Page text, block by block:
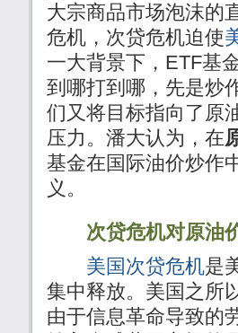
大宗商品市场泡沫的
危机，次贷危机迫使
一大背景下，ETF基
到哪打到哪，先是炒
们又将目标指向了原
压力。潘大认为，在
基金在国际油价炒作
义。
次贷危机对原油
美国次贷危机是
集中释放。美国之所
由于信息革命导致的